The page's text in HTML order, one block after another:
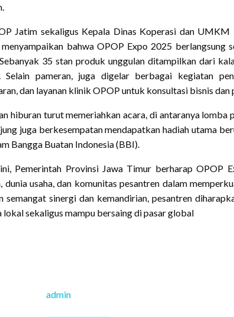
Jatim sekaligus Kepala Dinas Koperasi dan
bahwa OPOP Expo 2025 berlangsung
35 stan produk unggulan ditampilkan dari
Selain pameran, juga digelar berbagai kegiatan
dan layanan klinik OPOP untuk konsultasi bisnis dan
hiburan turut memeriahkan acara, di antaranya lomba
juga berkesempatan mendapatkan hadiah utama
Bangga Buatan Indonesia (BBI).
Pemerintah Provinsi Jawa Timur berharap OPOP
dunia usaha, dan komunitas pesantren dalam
semangat sinergi dan kemandirian, pesantren
lokal sekaligus mampu bersaing di pasar global
admin